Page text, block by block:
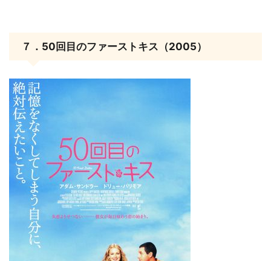
７．50回目のファーストキス（2005）